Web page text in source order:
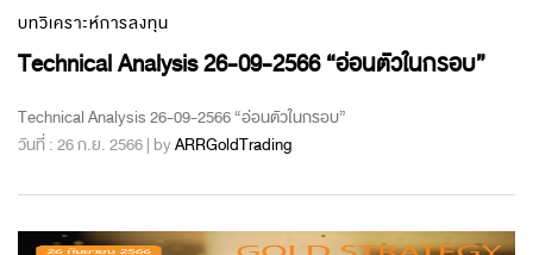
บทวิเคราะห์การลงทุน
Technical Analysis 26-09-2566 “อ่อนตัวในกรอบ”
Technical Analysis 26-09-2566 “อ่อนตัวในกรอบ”
วันที่ : 26 ก.ย. 2566 | byARRGoldTrading